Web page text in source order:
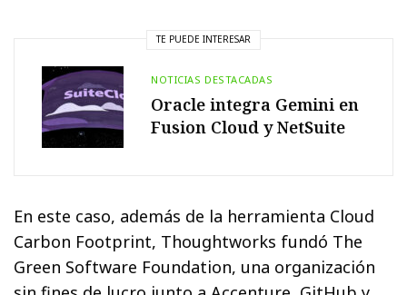
TE PUEDE INTERESAR
NOTICIAS DESTACADAS
Oracle integra Gemini en
Fusion Cloud y NetSuite
En este caso, además de la herramienta Cloud
Carbon Footprint, Thoughtworks fundó The
Green Software Foundation, una organización